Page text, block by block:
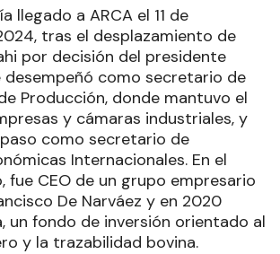
llegado a ARCA el 11 de
tras el desplazamiento de
por decisión del presidente
desempeñó como secretario de
Producción, donde mantuvo el
y cámaras industriales, y
como secretario de
Internacionales. En el
fue CEO de un grupo empresario
De Narváez y en 2020
un fondo de inversión orientado al
y la trazabilidad bovina.